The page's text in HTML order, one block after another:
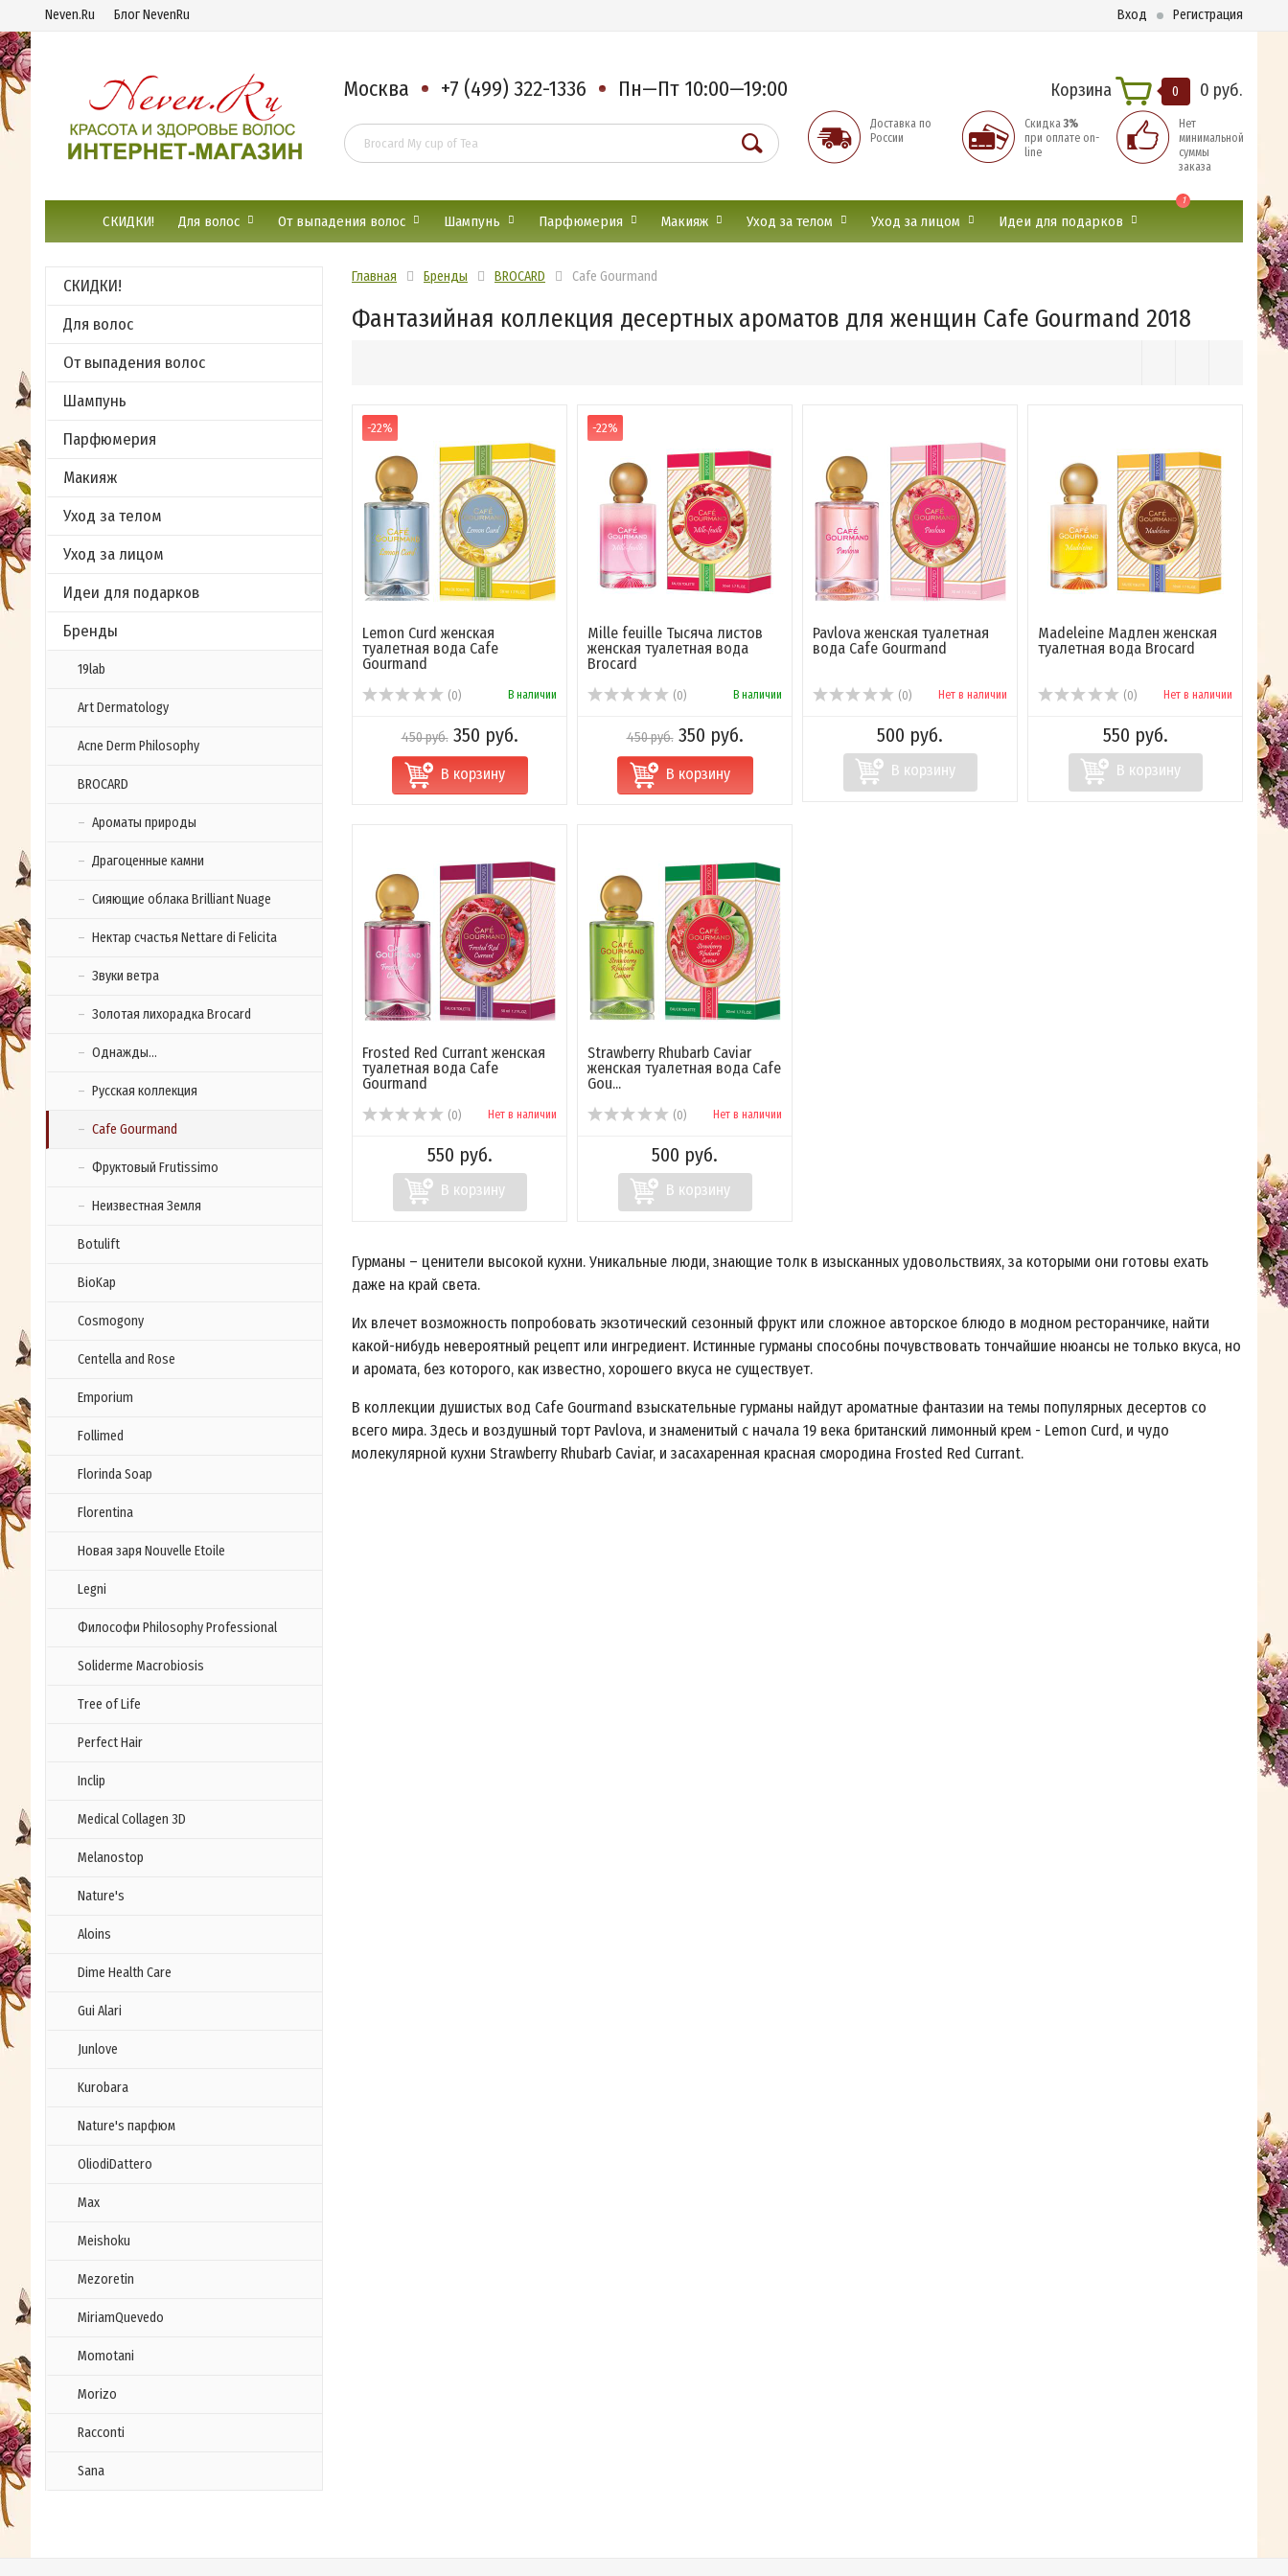
Neven.Ru Блог NevenRu Вход Регистрация
Москва +7 (499) 322-1336 Пн—Пт 10:00—19:00 Корзина 0 0 руб.
Доставка по
России
Скидка3%
при оплате on-
line
Нет
минимальной
суммы
заказа
СКИДКИ! Для волос От выпадения волос Шампунь Парфюмерия Макияж Уход за телом Уход за лицом Идеи для подарков
1
СКИДКИ!
Для волос
От выпадения волос
Шампунь
Парфюмерия
Макияж
Уход за телом
Уход за лицом
Идеи для подарков
Бренды
19lab
Art Dermatology
Acne Derm Philosophy
BROCARD
Ароматы природы
Драгоценные камни
Сияющие облака Brilliant Nuage
Нектар счастья Nettare di Felicita
Звуки ветра
Золотая лихорадка Brocard
Однажды...
Русская коллекция
Cafe Gourmand
Фруктовый Frutissimo
Неизвестная Земля
Botulift
BioKap
Cosmogony
Centella and Rose
Emporium
Follimed
Florinda Soap
Florentina
Новая заря Nouvelle Etoile
Legni
Философи Philosophy Professional
Soliderme Macrobiosis
Tree of Life
Perfect Hair
Inclip
Medical Collagen 3D
Melanostop
Nature's
Aloins
Dime Health Care
Gui Alari
Junlove
Kurobara
Nature's парфюм
OliodiDattero
Max
Meishoku
Mezoretin
MiriamQuevedo
Momotani
Morizo
Racconti
Sana
Главная Бренды BROCARD Cafe Gourmand
Фантазийная коллекция десертных ароматов для женщин Cafe Gourmand 2018
-22%
Lemon Curd женская
туалетная вода Cafe
Gourmand
(0) В наличии
450 руб. 350 руб.
В корзину
-22%
Mille feuille Тысяча листов
женская туалетная вода
Brocard
(0) В наличии
450 руб. 350 руб.
В корзину
Pavlova женская туалетная
вода Cafe Gourmand
(0) Нет в наличии
500 руб.
В корзину
Madeleine Мадлен женская
туалетная вода Brocard
(0) Нет в наличии
550 руб.
В корзину
Frosted Red Currant женская
туалетная вода Cafe
Gourmand
(0) Нет в наличии
550 руб.
В корзину
Strawberry Rhubarb Caviar
женская туалетная вода Cafe
Gou...
(0) Нет в наличии
500 руб.
В корзину
Гурманы – ценители высокой кухни. Уникальные люди, знающие толк в изысканных удовольствиях, за которыми они готовы ехать
даже на край света.
Их влечет возможность попробовать экзотический сезонный фрукт или сложное авторское блюдо в модном ресторанчике, найти
какой-нибудь невероятный рецепт или ингредиент. Истинные гурманы способны почувствовать тончайшие нюансы не только вкуса, но
и аромата, без которого, как известно, хорошего вкуса не существует.
В коллекции душистых вод Cafe Gourmand взыскательные гурманы найдут ароматные фантазии на темы популярных десертов со
всего мира. Здесь и воздушный торт Pavlova, и знаменитый с начала 19 века британский лимонный крем - Lemon Curd, и чудо
молекулярной кухни Strawberry Rhubarb Caviar, и засахаренная красная смородина Frosted Red Currant.